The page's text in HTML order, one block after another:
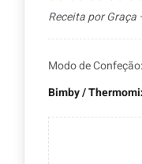
Receita por Graça
Modo de Confeção:
Bimby /